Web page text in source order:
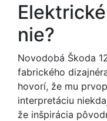
nie?
Novodobá Škoda
fabrického
hovorí, že mu
interpretáciu
že inšpirácia